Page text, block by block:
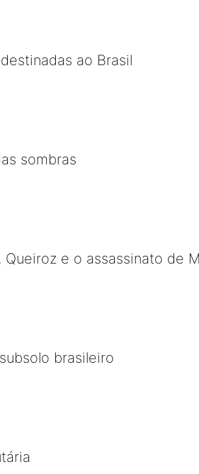
ao Brasil
sombras
Queiroz e o assassinato de
brasileiro